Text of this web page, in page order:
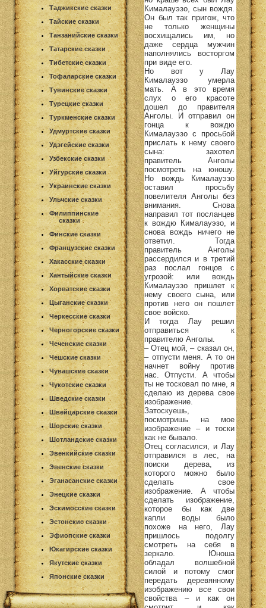
Таджикские сказки
Тайские сказки
Танзанийские сказки
Татарские сказки
Тибетские сказки
Тофаларские сказки
Тувинские сказки
Турецкие сказки
Туркменские сказки
Удмуртские сказки
Удэгейские сказки
Узбекские сказки
Уйгурские сказки
Украинские сказки
Ульчские сказки
Филиппинские
сказки
Финские сказки
Французские сказки
Хакасские сказки
Хантыйские сказки
Хорватские сказки
Цыганские сказки
Черкесские сказки
Черногорские сказки
Чеченские сказки
Чешские сказки
Чувашские сказки
Чукотские сказки
Шведские сказки
Швейцарские сказки
Шорские сказки
Шотландские сказки
Эвенкийские сказки
Эвенские сказки
Эганасанские сказки
Энецкие сказки
Эскимосские сказки
Эстонские сказки
Эфиопские сказки
Юкагирские сказки
Якутские сказки
Японские сказки
Кималауэзо, сын вождя.
Он был так пригож, что
не только женщины
восхищались им, но
даже сердца мужчин
наполнялись восторгом
при виде его.
Но вот у Лау
Кималауэзо умерла
мать. А в это время
слух о его красоте
дошел до правителя
Анголы. И отправил он
гонца к вождю
Кималауэзо с просьбой
прислать к нему своего
сына: захотел
правитель Анголы
посмотреть на юношу.
Но вождь Кималауэзо
оставил просьбу
повелителя Анголы без
внимания. Снова
направил тот посланцев
к вождю Кималауэзо, и
снова вождь ничего не
ответил. Тогда
правитель Анголы
рассердился и в третий
раз послал гонцов с
угрозой: или вождь
Кималауэзо пришлет к
нему своего сына, или
против него он пошлет
свое войско.
И тогда Лау решил
отправиться к
правителю Анголы.
– Отец мой, – сказал он,
– отпусти меня. А то он
начнет войну против
нас. Отпусти. А чтобы
ты не тосковал по мне, я
сделаю из дерева свое
изображение.
Затоскуешь,
посмотришь на мое
изображение – и тоски
как не бывало.
Отец согласился, и Лау
отправился в лес, на
поиски дерева, из
которого можно было
сделать свое
изображение. А чтобы
сделать изображение,
которое бы как две
капли воды было
похоже на него, Лау
пришлось подолгу
смотреть на себя в
зеркало. Юноша
обладал волшебной
силой и потому смог
передать деревянному
изображению все свои
свойства – и как он